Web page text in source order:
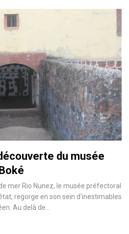
du musée
mer Rio Nunez, le musée préfectoral
regorge en son sein d'inestimables
Au delà de